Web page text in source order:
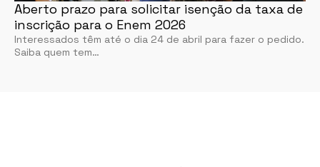
Aberto prazo para solicitar isenção da taxa de
inscrição para o Enem 2026
Interessados têm até o dia 24 de abril para fazer o pedido.
Saiba quem tem…